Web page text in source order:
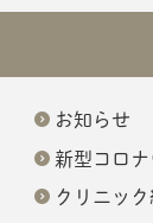
お知らせ
新型コロ
クリニッ